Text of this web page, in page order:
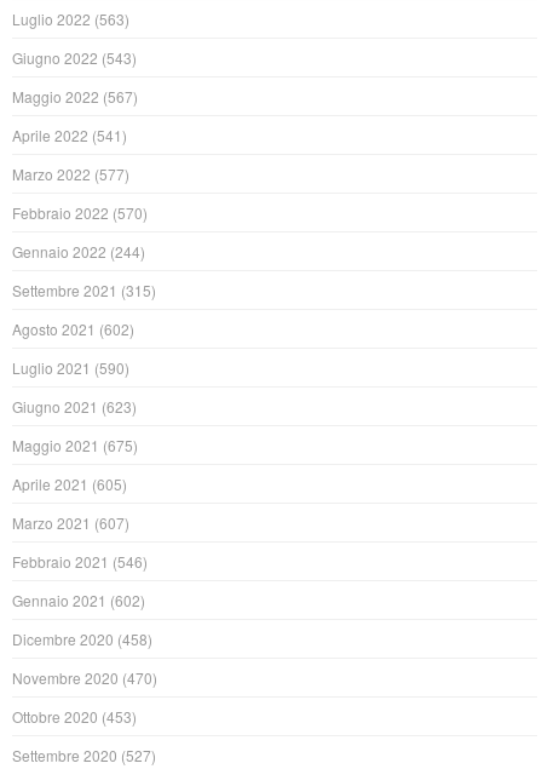
Luglio 2022 (563)
Giugno 2022 (543)
Maggio 2022 (567)
Aprile 2022 (541)
Marzo 2022 (577)
Febbraio 2022 (570)
Gennaio 2022 (244)
Settembre 2021 (315)
Agosto 2021 (602)
Luglio 2021 (590)
Giugno 2021 (623)
Maggio 2021 (675)
Aprile 2021 (605)
Marzo 2021 (607)
Febbraio 2021 (546)
Gennaio 2021 (602)
Dicembre 2020 (458)
Novembre 2020 (470)
Ottobre 2020 (453)
Settembre 2020 (527)